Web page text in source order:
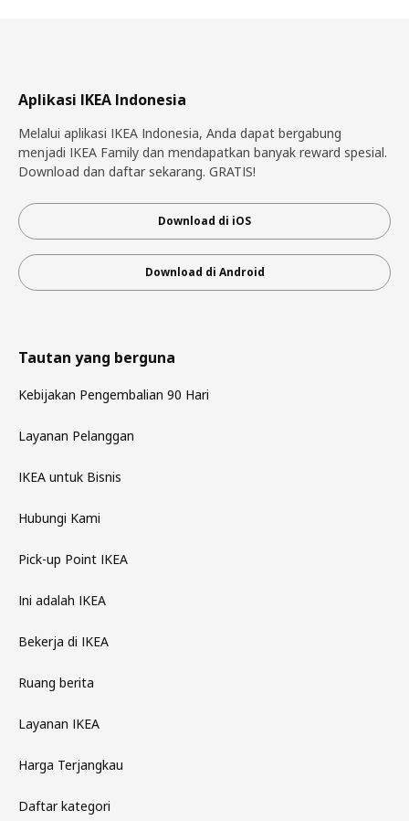
Aplikasi IKEA Indonesia
Melalui aplikasi IKEA Indonesia, Anda dapat bergabung
menjadi IKEA Family dan mendapatkan banyak reward spesial.
Download dan daftar sekarang. GRATIS!
Download di iOS
Download di Android
Tautan yang berguna
Kebijakan Pengembalian 90 Hari
Layanan Pelanggan
IKEA untuk Bisnis
Hubungi Kami
Pick-up Point IKEA
Ini adalah IKEA
Bekerja di IKEA
Ruang berita
Layanan IKEA
Harga Terjangkau
Daftar kategori